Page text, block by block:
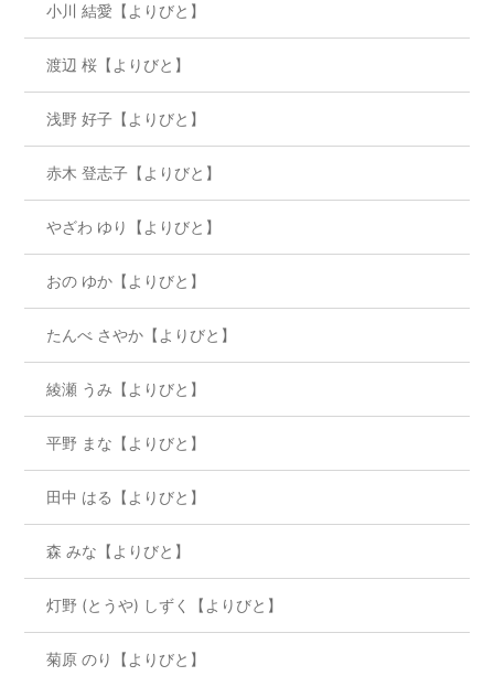
小川 結愛【よりびと】
渡辺 桜【よりびと】
浅野 好子【よりびと】
赤木 登志子【よりびと】
やざわ ゆり【よりびと】
おの ゆか【よりびと】
たんべ さやか【よりびと】
綾瀬 うみ【よりびと】
平野 まな【よりびと】
田中 はる【よりびと】
森 みな【よりびと】
灯野 (とうや) しずく【よりびと】
菊原 のり【よりびと】